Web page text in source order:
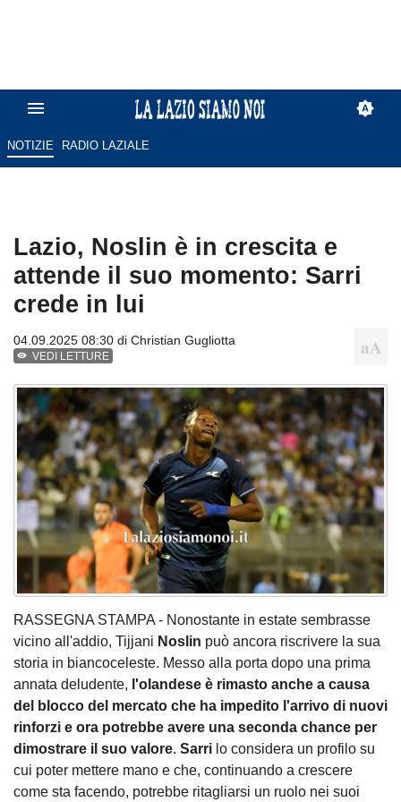
NOTIZIE RADIO LAZIALE
Lazio, Noslin è in crescita e
attende il suo momento: Sarri
crede in lui
04.09.2025 08:30 di Christian Gugliotta
VEDI LETTURE
RASSEGNA STAMPA - Nonostante in estate sembrasse
vicino all'addio, Tijjani Noslin può ancora riscrivere la sua
storia in biancoceleste. Messo alla porta dopo una prima
annata deludente, l'olandese è rimasto anche a causa
del blocco del mercato che ha impedito l'arrivo di nuovi
rinforzi e ora potrebbe avere una seconda chance per
dimostrare il suo valore. Sarri lo considera un profilo su
cui poter mettere mano e che, continuando a crescere
come sta facendo, potrebbe ritagliarsi un ruolo nei suoi